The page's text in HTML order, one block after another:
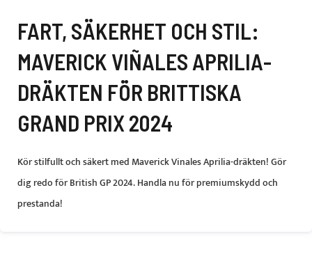
FART, SÄKERHET OCH STIL:
MAVERICK VIÑALES APRILIA-
DRÄKTEN FÖR BRITTISKA
GRAND PRIX 2024
Kör stilfullt och säkert med Maverick Vinales Aprilia-dräkten! Gör
dig redo för British GP 2024. Handla nu för premiumskydd och
prestanda!